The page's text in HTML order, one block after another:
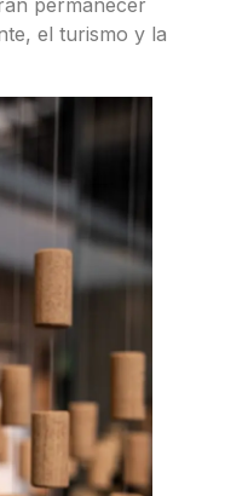
el turismo y la